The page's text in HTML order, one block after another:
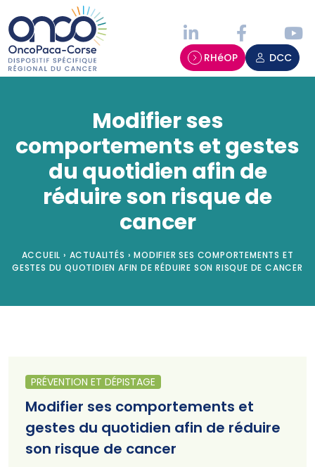
RHéOP DCC
Modifier ses
comportements et gestes
du quotidien afin de
réduire son risque de
cancer
ACCUEIL › ACTUALITÉS › MODIFIER SES COMPORTEMENTS ET
GESTES DU QUOTIDIEN AFIN DE RÉDUIRE SON RISQUE DE CANCER
PRÉVENTION ET DÉPISTAGE
Modifier ses comportements et
gestes du quotidien afin de réduire
son risque de cancer
Panneau de gestion des cookies